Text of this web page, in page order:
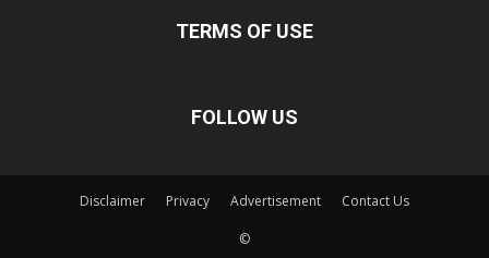
TERMS OF USE
FOLLOW US
Disclaimer Privacy Advertisement Contact Us
©